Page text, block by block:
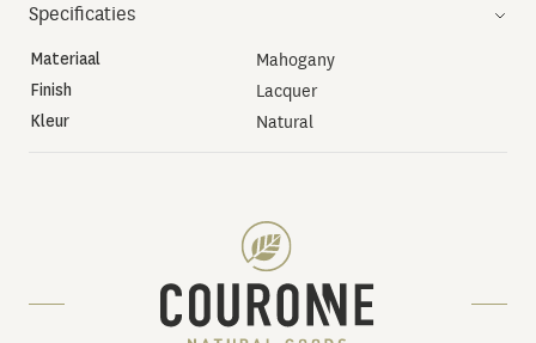
Specificaties
Materiaal Mahogany
Finish Lacquer
Kleur Natural